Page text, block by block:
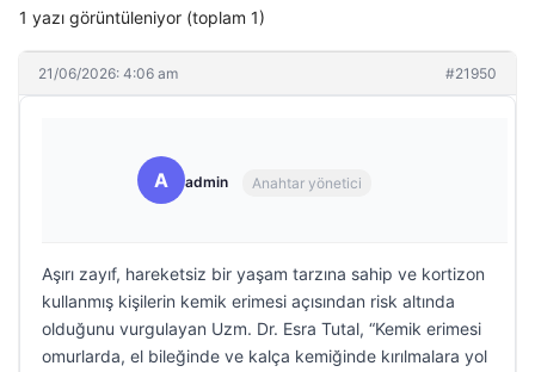
1 yazı görüntüleniyor (toplam 1)
21/06/2026: 4:06 am #21950
A admin Anahtar yönetici
Aşırı zayıf, hareketsiz bir yaşam tarzına sahip ve kortizon
kullanmış kişilerin kemik erimesi açısından risk altında
olduğunu vurgulayan Uzm. Dr. Esra Tutal, “Kemik erimesi
omurlarda, el bileğinde ve kalça kemiğinde kırılmalara yol